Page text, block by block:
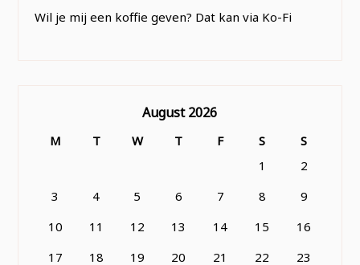
Wil je mij een koffie geven? Dat kan via Ko-Fi
August 2026
M T W T F S
S
1
2
3
4 5 6 7 8
9
10
11 12 13 14 15
16
17
18 19 20 21 22
23